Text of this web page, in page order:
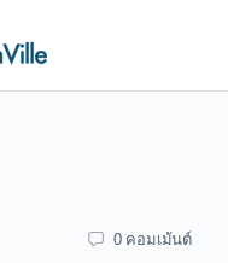
0 คอมเม้นต์